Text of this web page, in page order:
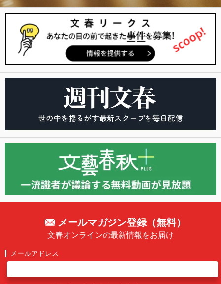
メールマガジン登録（無料）
文春オンラインの最新情報をお届け
メールアドレス